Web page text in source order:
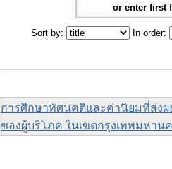
or enter first
Sort by: In order:
การศึกษาทัศนคติและค่านิยมที่ส่ง
ของผู้บริโภค ในเขตกรุงเทพมหาน